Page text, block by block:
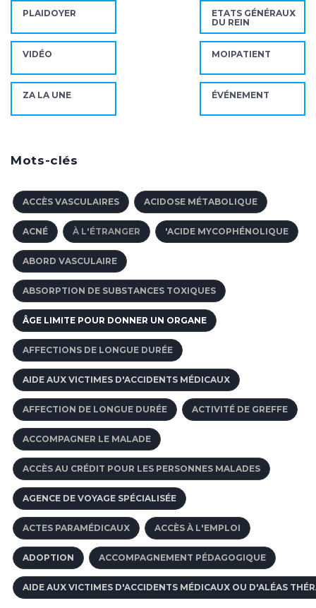
PLAIDOYER
ETATS GÉNÉRAUX
DU REIN
VIDÉO MOIPATIENT
ZA LA UNE ÉVÉNEMENT
Mots-clés
ACCÈS VASCULAIRES ACIDOSE MÉTABOLIQUE
ACNÉ À L'ÉTRANGER 'ACIDE MYCOPHÉNOLIQUE
ABORD VASCULAIRE
ABSORPTION DE SUBSTANCES TOXIQUES
ÂGE LIMITE POUR DONNER UN ORGANE
AFFECTIONS DE LONGUE DURÉE
AIDE AUX VICTIMES D'ACCIDENTS MÉDICAUX
AFFECTION DE LONGUE DURÉE ACTIVITÉ DE GREFFE
ACCOMPAGNER LE MALADE
ACCÈS AU CRÉDIT POUR LES PERSONNES MALADES
AGENCE DE VOYAGE SPÉCIALISÉE
ACTES PARAMÉDICAUX ACCÈS À L'EMPLOI
ADOPTION ACCOMPAGNEMENT PÉDAGOGIQUE
AIDE AUX VICTIMES D'ACCIDENTS MÉDICAUX OU D'ALÉAS